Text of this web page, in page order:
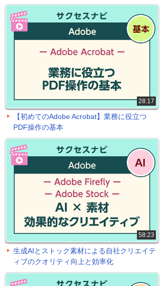
28:17
【初めてのAdobe Acrobat】業務に役立つ
PDF操作の基本
58:23
生成AIとストック素材による自社クリエイテ
ィブのクオリティ向上と効率化